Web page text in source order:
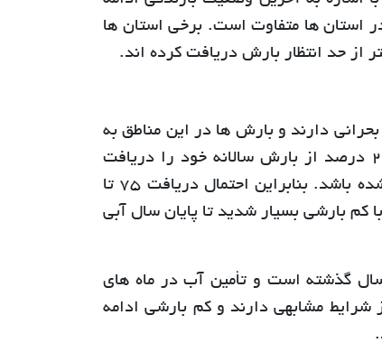
استان ها متفاوت است. برخی استان ها
از حد انتظار بارش دریافت کرده اند.
دارند و بارش ها در این مناطق به
شدت زیر نرمال است. برای مثال، استان تهران تا کنون تنها حدود 22 درصد از بارش سالانه خود را دریافت
کرده در حالی که در این زمان باید حدود نیمی از بارش سالانه انجام شده باشد. بنابراین احتمال دریافت 75 تا
کم بارشی بسیار شدید تا پایان سال آبی
گذشته است و تأمین آب در ماه های
شرایط مشابهی دارند و کم بارشی ادامه